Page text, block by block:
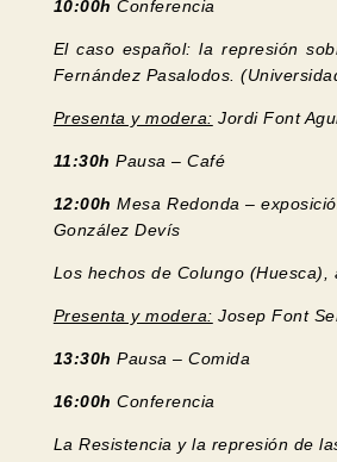
10:00h Conferencia
El caso español: la represión
Fernández Pasalodos.
Presenta y modera: Jordi Font
11:30h Pausa – Café
12:00h Mesa Redonda –
González Devís
Los hechos de Colungo
Presenta y modera: Josep Font
13:30h Pausa – Comida
16:00h Conferencia
La Resistencia y la represión de